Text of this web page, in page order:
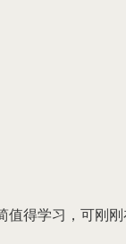
值得学习，可刚刚